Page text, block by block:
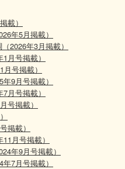
載）
年5月掲載）
2026年3月掲載）
月号掲載）
号掲載）
9月号掲載）
月号掲載）
号掲載）
掲載）
月号掲載）
年9月号掲載）
7月号掲載）